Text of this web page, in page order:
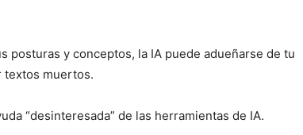
posturas y conceptos, la IA puede adueñarse de tu
textos muertos.
“desinteresada” de las herramientas de IA.